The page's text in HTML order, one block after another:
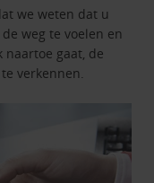
we weten dat u
weg te voelen en
naartoe gaat, de
verkennen.